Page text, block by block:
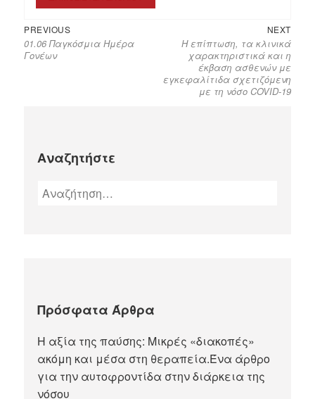
PREVIOUS
01.06 Παγκόσμια Ημέρα
Γονέων
NEXT
Η επίπτωση, τα κλινικά
χαρακτηριστικά και η
έκβαση ασθενών με
εγκεφαλίτιδα σχετιζόμενη
με τη νόσο COVID-19
Αναζητήστε
Πρόσφατα Άρθρα
Η αξία της παύσης: Μικρές «διακοπές»
ακόμη και μέσα στη θεραπεία.Ένα άρθρο
για την αυτοφροντίδα στην διάρκεια της
νόσου